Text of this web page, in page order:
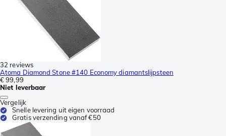
32 reviews
Atoma Diamond Stone #140 Economy diamantslijpsteen
€ 99,99
Niet leverbaar
Vergelijk
Snelle levering uit eigen voorraad
Gratis verzending vanaf €50